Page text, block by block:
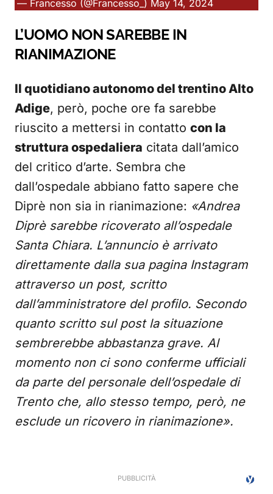
— Francesso (@Francesso_) May 14, 2024
L’UOMO NON SAREBBE IN
RIANIMAZIONE
Il quotidiano autonomo del trentino Alto
Adige, però, poche ore fa sarebbe
riuscito a mettersi in contatto con la
struttura ospedaliera citata dall’amico
del critico d’arte. Sembra che
dall’ospedale abbiano fatto sapere che
Diprè non sia in rianimazione: «Andrea
Diprè sarebbe ricoverato all’ospedale
Santa Chiara. L’annuncio è arrivato
direttamente dalla sua pagina Instagram
attraverso un post, scritto
dall’amministratore del profilo. Secondo
quanto scritto sul post la situazione
sembrerebbe abbastanza grave. Al
momento non ci sono conferme ufficiali
da parte del personale dell’ospedale di
Trento che, allo stesso tempo, però, ne
esclude un ricovero in rianimazione».